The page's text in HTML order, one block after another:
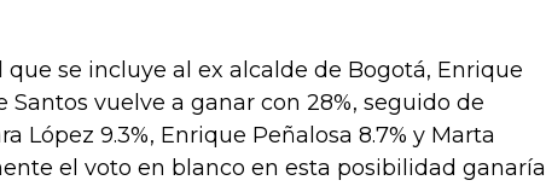
que se incluye al ex alcalde de Bogotá, Enrique
Santos vuelve a ganar con 28%, seguido de
López 9.3%, Enrique Peñalosa 8.7% y Marta
el voto en blanco en esta posibilidad ganaría